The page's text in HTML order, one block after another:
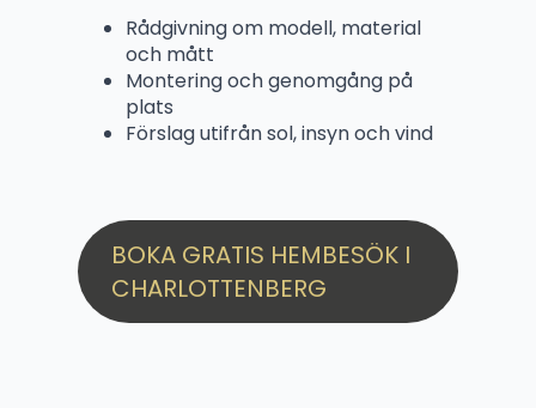
Rådgivning om modell, material
och mått
Montering och genomgång på
plats
Förslag utifrån sol, insyn och vind
BOKA GRATIS HEMBESÖK I
CHARLOTTENBERG